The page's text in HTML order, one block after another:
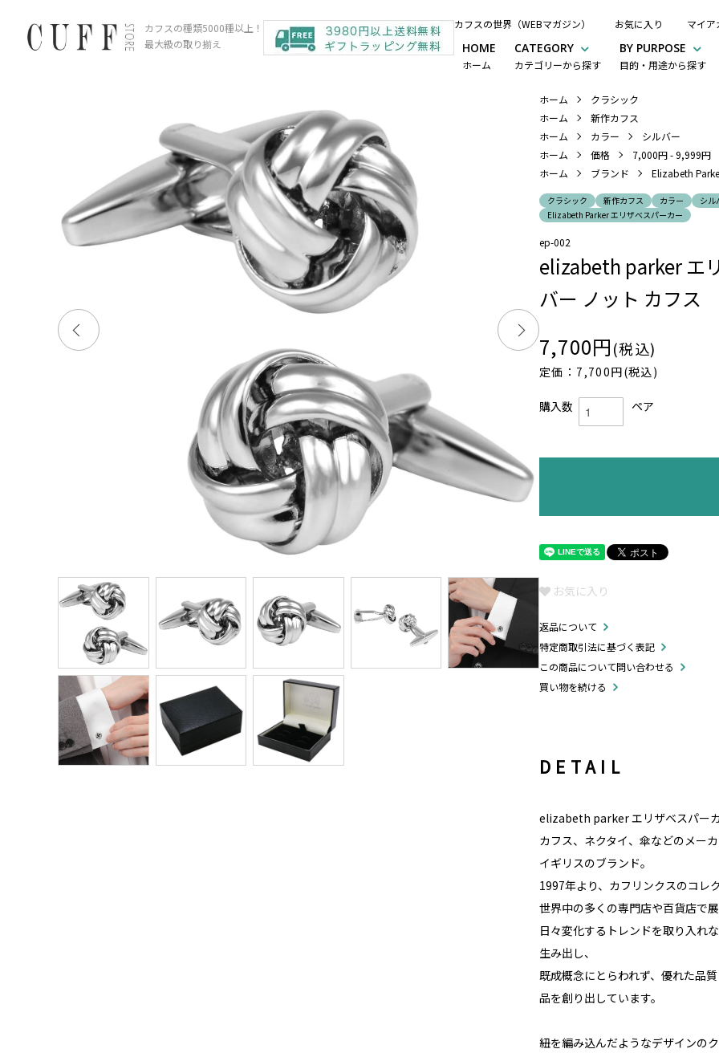
カフスの種類5000種以上！
最大級の取り揃え
HOME
ホーム
CATEGORY
カテゴリーから探す
BY PURPOSE
目的・用途から探す
カフスの世界（WEBマガジン） お気に入り マイア
ホーム
クラシック
ホーム
新作カフス
ホーム
カラー
シルバー
ホーム
価格
7,000円 - 9,999円
ホーム
ブランド Elizabeth
クラシック 新作カフス カラー
シル
Elizabeth Parker エリザベスパーカー
ep-002
elizabeth parker エ
バー ノット カフス
7,700円(税込)
定価：7,700円(税込)
購入数 ペア
お気に入り
返品について
特定商取引法に基づく表記
この商品について問い合わせる
買い物を続ける
DETAIL
elizabeth parker エリザベスパー
カフス、ネクタイ、傘などのメー
イギリスのブランド。
1997年より、カフリンクスのコレ
世界中の多くの専門店や百貨店で
日々変化するトレンドを取り入れ
生み出し、
既成概念にとらわれず、優れた品
品を創り出しています。
紐を編み込んだようなデザインの